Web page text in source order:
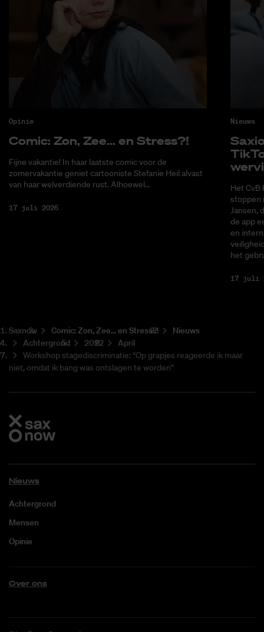
Opinie
Co­mic: Zon, Zee... en Stress?!
Fijne vakantie! In haar laatste comic voor de
zomervakantie geniet cartooniste Stefanie Heil alvast
van haar welverdiende rust. Alhoewel...
17 juli 2026
Nieuws
Het CvB
stoppen
Jansen,
de app
en
het
17 juli
Saxnow Co­mic: Zon, Zee... en Stress?!
Nieuws
Achtergrond
2022
April
Workshop stagediscriminatie: “Op grapjes reageerde ik maar
niet, omdat ik bang was ontslagen te worden”
Nieuws
Achtergrond
Mensen
Opinie
Over ons